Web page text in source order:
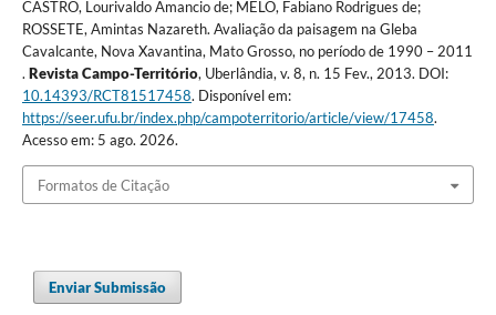
CASTRO, Lourivaldo Amancio de; MELO, Fabiano Rodrigues de;
ROSSETE, Amintas Nazareth. Avaliação da paisagem na Gleba
Cavalcante, Nova Xavantina, Mato Grosso, no período de 1990 – 2011
. Revista Campo-Território, Uberlândia, v. 8, n. 15 Fev., 2013. DOI:
10.14393/RCT81517458. Disponível em:
https://seer.ufu.br/index.php/campoterritorio/article/view/17458.
Acesso em: 5 ago. 2026.
Formatos de Citação
Enviar Submissão